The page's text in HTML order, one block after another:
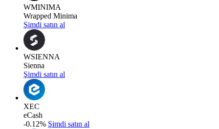
WMINIMA
Wrapped Minima
Şimdi satın al
WSIENNA
Sienna
Şimdi satın al
XEC
eCash
-0.12% Şimdi satın al